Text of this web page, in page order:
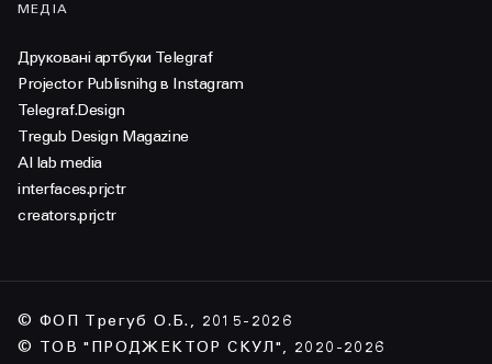
МЕДІА
Друковані артбуки Telegraf
Projector Publisnihg в Instagram
Telegraf.Design
Tregub Design Magazine
AI lab media
interfaces.prjctr
creators.prjctr
© ФОП Трегуб О.Б., 2015-2026
© ТОВ "ПРОДЖЕКТОР СКУЛ", 2020-2026